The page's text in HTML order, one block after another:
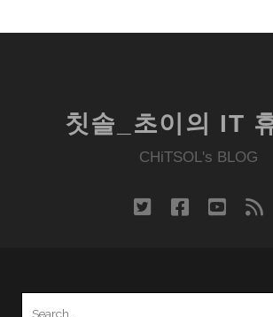
칫솔_초이의 IT
CHiTSOL's BLOG
twitterfacebook